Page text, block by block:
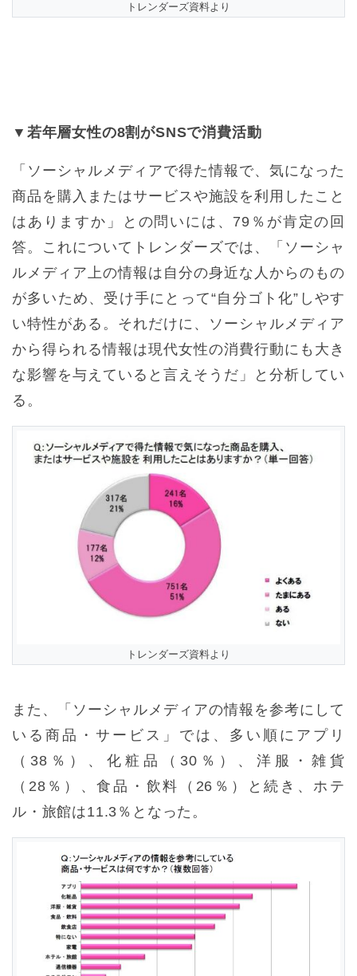
トレンダーズ資料より
▼若年層女性の8割がSNSで消費活動
「ソーシャルメディアで得た情報で、気になった
商品を購入またはサービスや施設を利用したこと
はありますか」との問いには、79％が肯定の回
答。これについてトレンダーズでは、「ソーシャ
ルメディア上の情報は自分の身近な人からのもの
が多いため、受け手にとって“自分ゴト化”しやす
い特性がある。それだけに、ソーシャルメディア
から得られる情報は現代女性の消費行動にも大き
な影響を与えていると言えそうだ」と分析してい
る。
トレンダーズ資料より
また、「ソーシャルメディアの情報を参考にして
いる商品・サービス」では、多い順にアプリ
（38％）、化粧品（30％）、洋服・雑貨
（28％）、食品・飲料（26％）と続き、ホテ
ル・旅館は11.3％となった。